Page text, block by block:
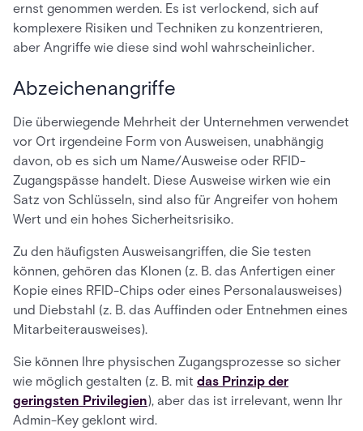
ernst genommen werden. Es ist verlockend, sich auf
komplexere Risiken und Techniken zu konzentrieren,
aber Angriffe wie diese sind wohl wahrscheinlicher.
Abzeichenangriffe
Die überwiegende Mehrheit der Unternehmen verwendet
vor Ort irgendeine Form von Ausweisen, unabhängig
davon, ob es sich um Name/Ausweise oder RFID-
Zugangspässe handelt. Diese Ausweise wirken wie ein
Satz von Schlüsseln, sind also für Angreifer von hohem
Wert und ein hohes Sicherheitsrisiko.
Zu den häufigsten Ausweisangriffen, die Sie testen
können, gehören das Klonen (z. B. das Anfertigen einer
Kopie eines RFID-Chips oder eines Personalausweises)
und Diebstahl (z. B. das Auffinden oder Entnehmen eines
Mitarbeiterausweises).
Sie können Ihre physischen Zugangsprozesse so sicher
wie möglich gestalten (z. B. mit das Prinzip der
geringsten Privilegien), aber das ist irrelevant, wenn Ihr
Admin-Key geklont wird.